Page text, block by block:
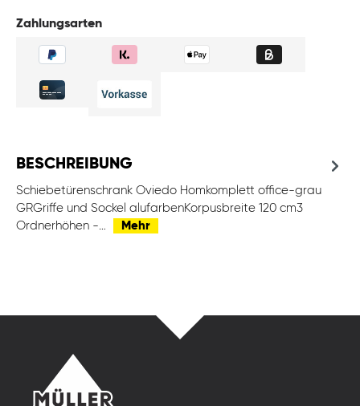
Zahlungsarten
BESCHREIBUNG
Schiebetürenschrank Oviedo Homkomplett office-grau
GRGriffe und Sockel alufarbenKorpusbreite 120 cm3
Ordnerhöhen -…
Mehr